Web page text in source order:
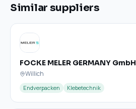
Similar suppliers
FOCKE MELER GERMANY GmbH
Willich
Endverpacken Klebetechnik